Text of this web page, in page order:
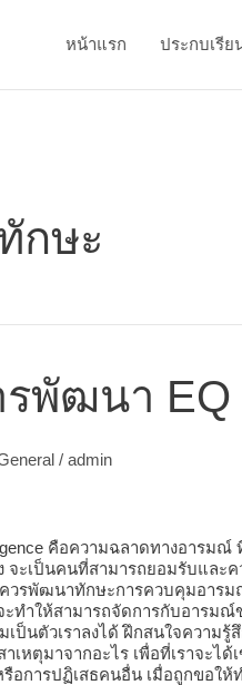
หน้าแรก ประกบเรี
กษะ
รพัฒนา
/ admin
คือความฉลาดทางอาร
จะเป็นคนที่สามารถยอมรับและ
รพัฒนาทักษะการควบคุมอารม
ทำให้สามารถจัดการกับอารมณ์
นตัวเราลงได้ ฝึกสนใจความรู้สึ
หตุมาจากอะไร เพื่อที่เราจะได้
อการปฏิเสธคนอื่น เมื่อถูกขอให้